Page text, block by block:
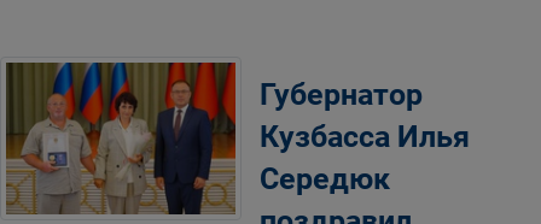
Губернатор
Кузбасса Илья
Середюк